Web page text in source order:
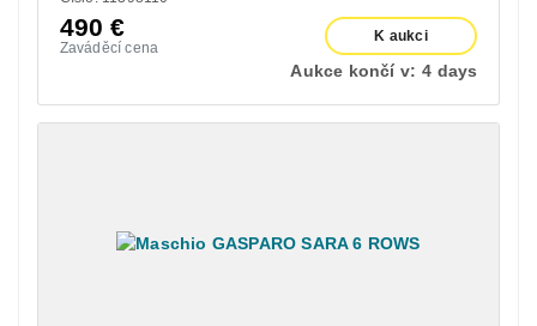
490€
Zaváděcí cena
K aukci
Aukce končí v: 4 days